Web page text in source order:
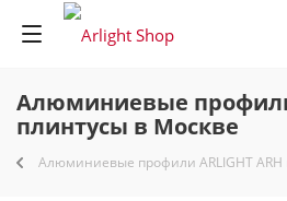
Алюминиевые
плинтусы в Москве
Алюминиевые профили ARLIGHT ARH